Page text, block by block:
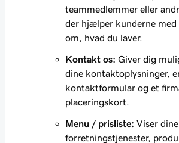
teammedlemmer eller
der hjælper kunderne med
om, hvad du laver.
Kontakt os: Giver dig
dine kontaktoplysninger,
kontaktformular og et
placeringskort.
Menu / prisliste: Viser dine
forretningstjenester,